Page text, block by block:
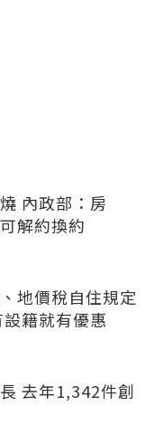
內政部：房
解約換約
地價稅自住規定
籍就有優惠
去年1,342件創